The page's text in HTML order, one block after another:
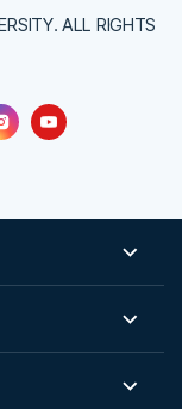
ALL RIGHTS